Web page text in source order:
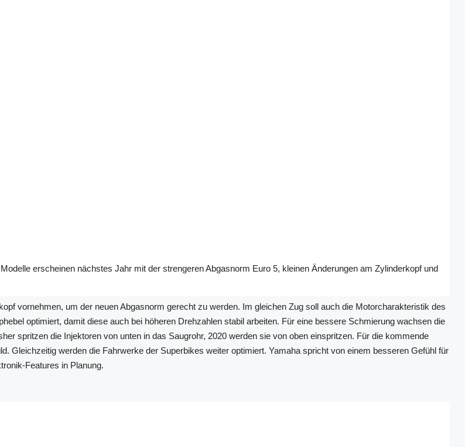
erscheinen nächstes Jahr mit der strengeren Abgasnorm Euro 5, kleinen Änderungen am Zylinderkopf und
vornehmen, um der neuen Abgasnorm gerecht zu werden. Im gleichen Zug soll auch die Motorcharakteristik des
optimiert, damit diese auch bei höheren Drehzahlen stabil arbeiten. Für eine bessere Schmierung wachsen die
spritzen die Injektoren von unten in das Saugrohr, 2020 werden sie von oben einspritzen. Für die kommende
Gleichzeitig werden die Fahrwerke der Superbikes weiter optimiert. Yamaha spricht von einem besseren Gefühl für
Features in Planung.